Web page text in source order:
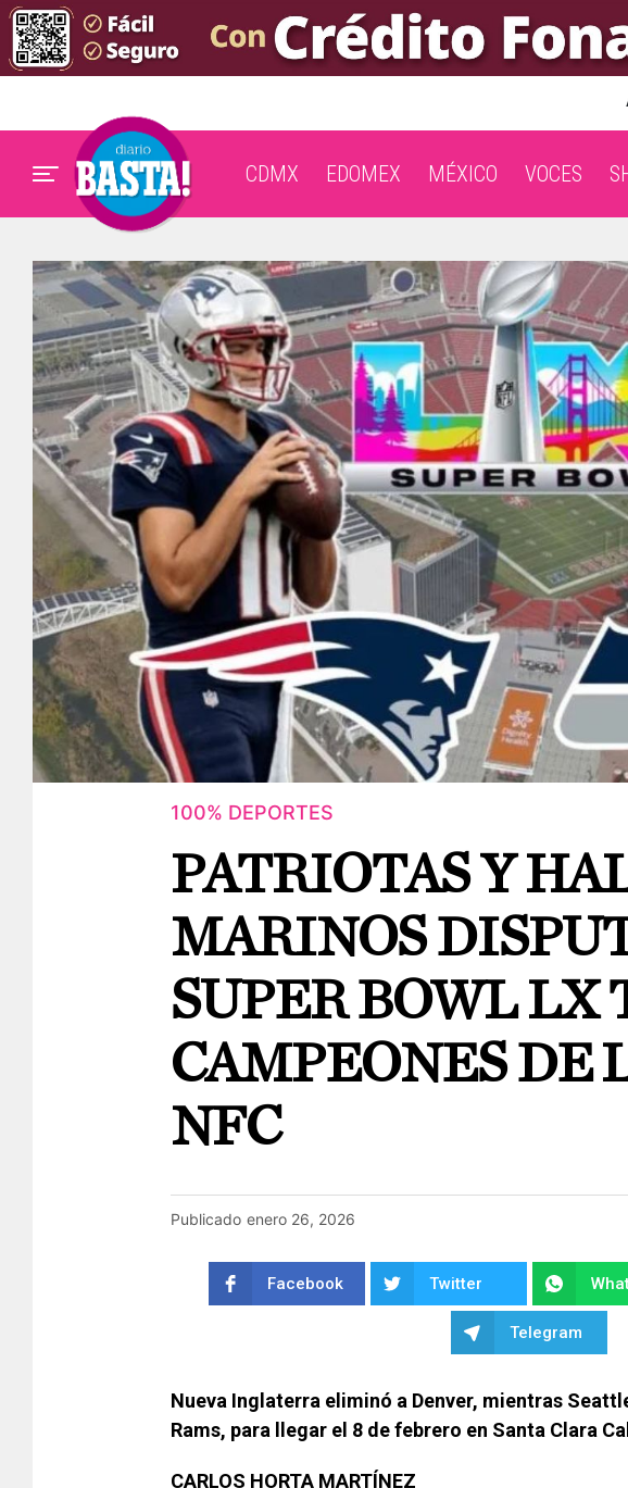
CDMX EDOMEX MÉXICO VOCES
100% DEPORTES
PATRIOTAS Y
MARINOS
SUPER BOWL LX
CAMPEONES DE
NFC
Publicado enero 26, 2026
Facebook Twitter
Telegram
Nueva Inglaterra eliminó a Denver, mientras
Rams, para llegar el 8 de febrero en Santa Clara
CARLOS HORTA MARTÍNEZ